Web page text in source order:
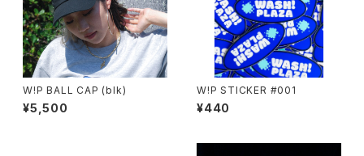
W!P BALL CAP (blk)
¥5,500
W!P STICKER #001
¥440